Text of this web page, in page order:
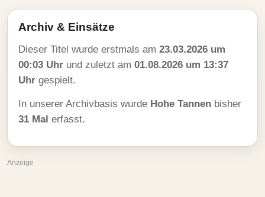
Archiv & Einsätze
Dieser Titel wurde erstmals am 23.03.2026 um
00:03 Uhr und zuletzt am 01.08.2026 um 13:37
Uhr gespielt.
In unserer Archivbasis wurde Hohe Tannen bisher
31 Mal erfasst.
Anzeige